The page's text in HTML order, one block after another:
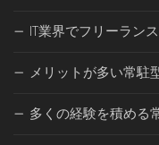
IT業界でフリーラン
メリットが多い常駐
多くの経験を積める